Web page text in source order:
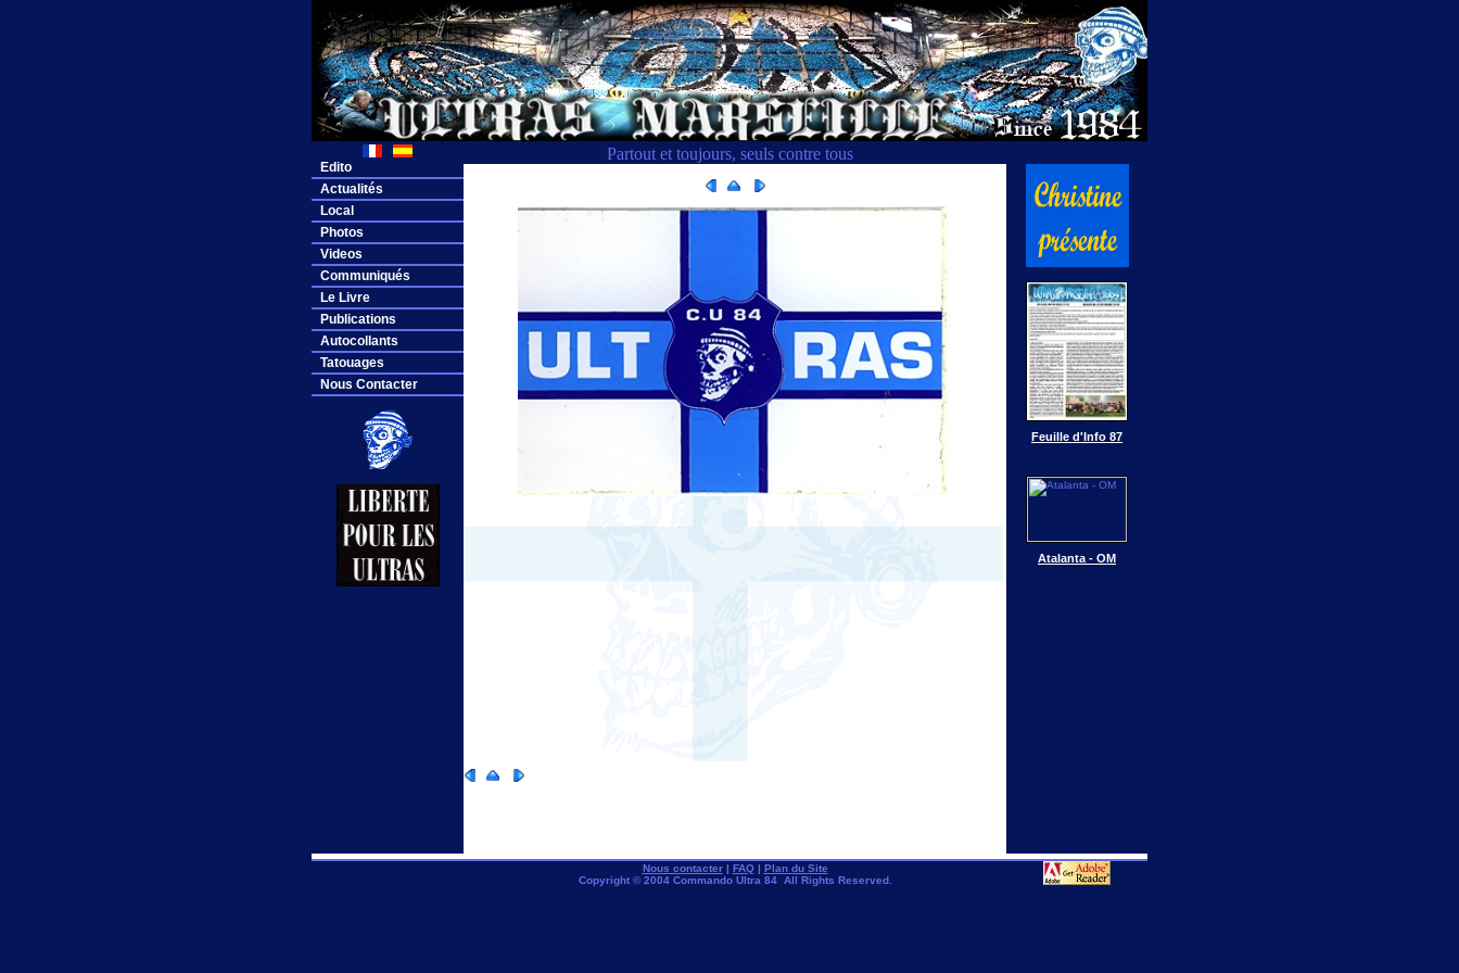
Partout et toujours, seuls contre tous
Edito
Actualités
Local
Photos
Videos
Communiqués
Le Livre
Publications
Autocollants
Tatouages
Nous Contacter
Feuille d'Info 87
Atalanta - OM
Nous contacter| FAQ| Plan du Site
Copyright © 2004 Commando Ultra 84 All Rights Reserved.